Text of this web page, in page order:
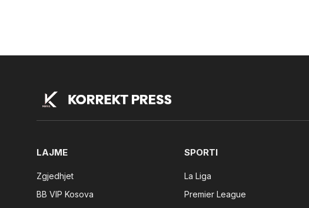
LAJME
Zgjedhjet
BB VIP Kosova
SPORTI
La Liga
Premier League